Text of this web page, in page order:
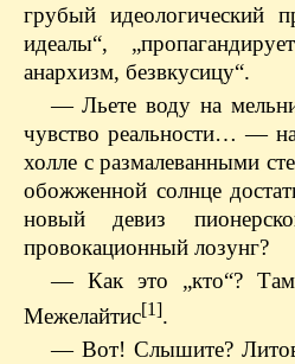
грубый идеологический
идеалы“,
анархизм, безвкусицу“.
— Льете воду на
чувство реальности… —
холле с размалеванными
обожженной солнце
новый девиз
провокационный лозунг?
— Как это „кто“?
Межелайтис[1].
— Вот! Слышите?